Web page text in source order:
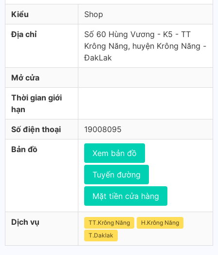
Kiểu Shop
Địa chỉ
Số 60 Hùng Vương - K5 - TT
Krông Năng, huyện Krông Năng -
ĐakLak
Mở cửa
Thời gian giới
hạn
Số điện thoại 19008095
Bản đồ Xem bản đồ
Tuyến đường
Mặt tiền cửa hàng
Dịch vụ TT.Krông Năng
H.Krông Năng
T.Daklak